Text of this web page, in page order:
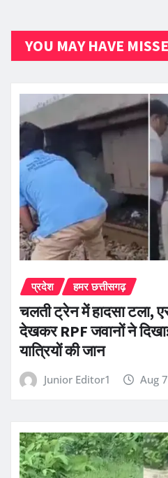
YOU MAY HAVE
प्रदेश हमर छत्तीसगढ़
चलती ट्रेन में हादसा टला,
देखकर RPF जवानों ने
यात्रियों की जान
Junior Editor1 Aug